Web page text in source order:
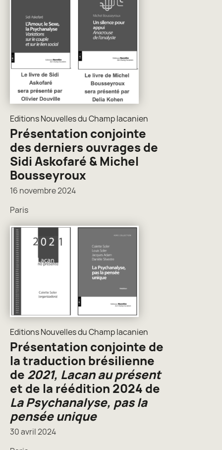
Editions Nouvelles du Champ lacanien
Présentation conjointe
des derniers ouvrages de
Sidi Askofaré & Michel
Bousseyroux
16 novembre 2024
Paris
Editions Nouvelles du Champ lacanien
Présentation conjointe de
la traduction brésilienne
de 2021, Lacan au présent
et de la réédition 2024 de
La Psychanalyse, pas la
pensée unique
30 avril 2024